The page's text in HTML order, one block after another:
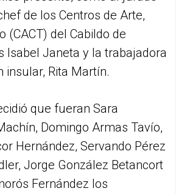
de los Centros de Arte,
(CACT) del Cabildo de
Isabel Janeta y la trabajadora
insular, Rita Martín.
que fueran Sara
Domingo Armas Tavío,
Hernández, Servando Pérez
Jorge González Betancort
Fernández los